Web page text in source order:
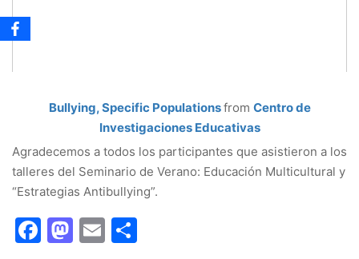
Bullying, Specific Populationsfrom Centro de
Investigaciones Educativas
Agradecemos a todos los participantes que asistieron a los
talleres del Seminario de Verano: Educación Multicultural y
“Estrategias Antibullying”.
Facebook
Mastodon
Email